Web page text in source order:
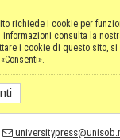
richiede i cookie per
informazioni consulta la
i cookie di questo sito,